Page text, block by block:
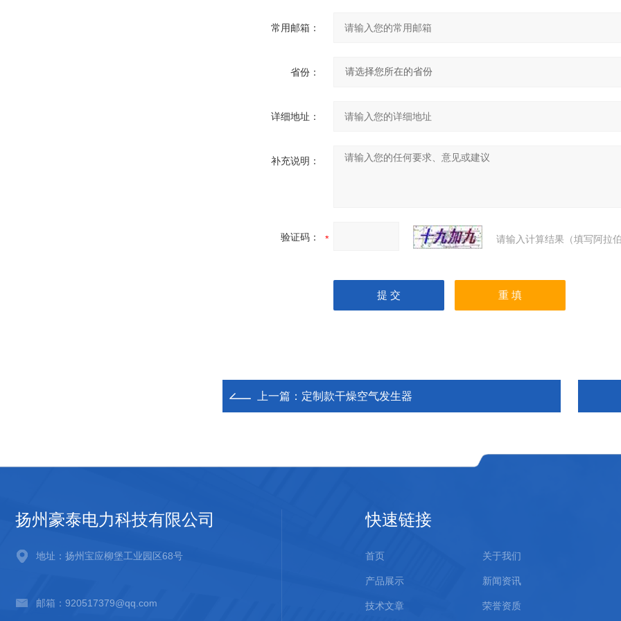
常用邮箱：
省份：
详细地址：
补充说明：
验证码： 请输入计算结果（填写阿拉
上一篇： 定制款干燥空气发生器
扬州豪泰电力科技有限公司
地址：扬州宝应柳堡工业园区68号
邮箱：920517379@qq.com
快速链接
首页 关于我们
产品展示 新闻资讯
技术文章 荣誉资质